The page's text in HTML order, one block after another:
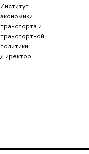
Институт
экономики
транспорта и
транспортной
политики:
Директор